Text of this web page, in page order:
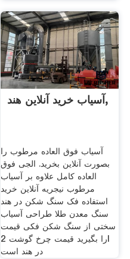
آسیاب خرید آنلاین هند,
آسیاب فوق العاده مرطوب را
بصورت آنلاین بخرید. الجی فوق
العاده کامل علاوه بر آسیاب
مرطوب نیجریه آنلاین خرید
استفاده فک سنگ شکن در هند
سنگ معدن طلا طراحی آسیاب
سختی از سنگ شکن فکی قیمت
را بگیرید قیمت چرخ گوشت 2l
در هند است